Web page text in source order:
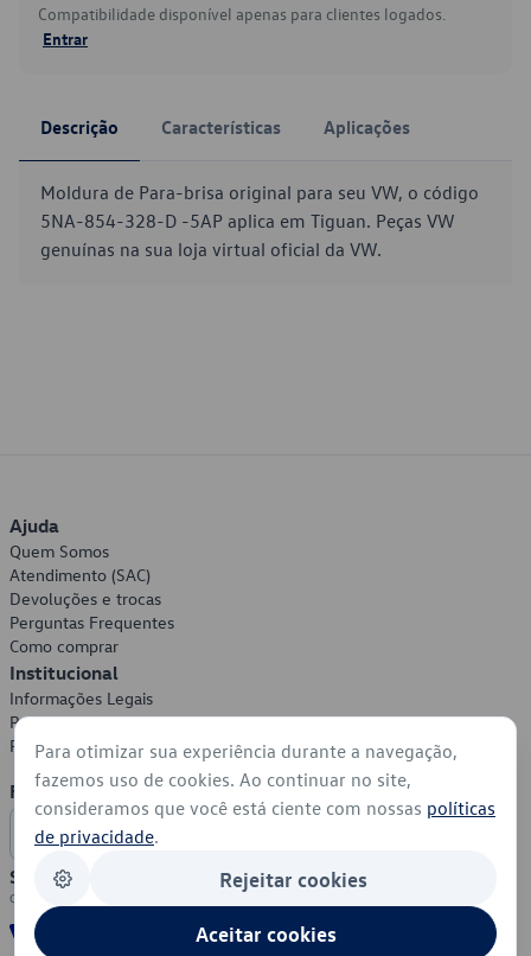
Compatibilidade disponível apenas para clientes logados.
Entrar
Descrição Características Aplicações
Moldura de Para-brisa original para seu VW, o código
5NA-854-328-D -5AP aplica em Tiguan. Peças VW
genuínas na sua loja virtual oficial da VW.
Ajuda
Quem Somos
Atendimento (SAC)
Devoluções e trocas
Perguntas Frequentes
Como comprar
Institucional
Informações Legais
Política de Privacidade
Política de Cookies
Formas de Pagamento
Segurança
Para otimizar sua experiência durante a navegação,
fazemos uso de cookies. Ao continuar no site,
consideramos que você está ciente com nossas políticas
de privacidade.
Rejeitar cookies
Aceitar cookies